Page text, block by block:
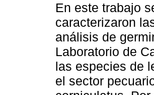
En este trabajo
caracterizaron
análisis de
Laboratorio de
las especies de
el sector